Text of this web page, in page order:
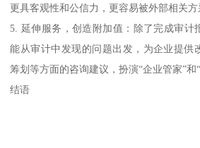
更具客观性和公信力，更容易被外部相关方
5. 延伸服务，创造附加值：除了完成审计
能从审计中发现的问题出发，为企业提供
筹划等方面的咨询建议，扮演“企业管家”和
结语